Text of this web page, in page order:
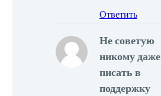
Ответить
Не советую
никому даже
писать в
поддержку